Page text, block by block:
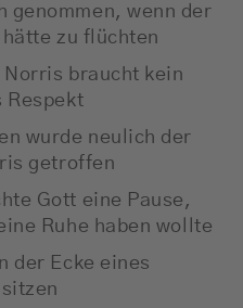
genommen, wenn der
zu flüchten
Norris braucht kein
Respekt
wurde neulich der
getroffen
Gott eine Pause,
Ruhe haben wollte
der Ecke eines